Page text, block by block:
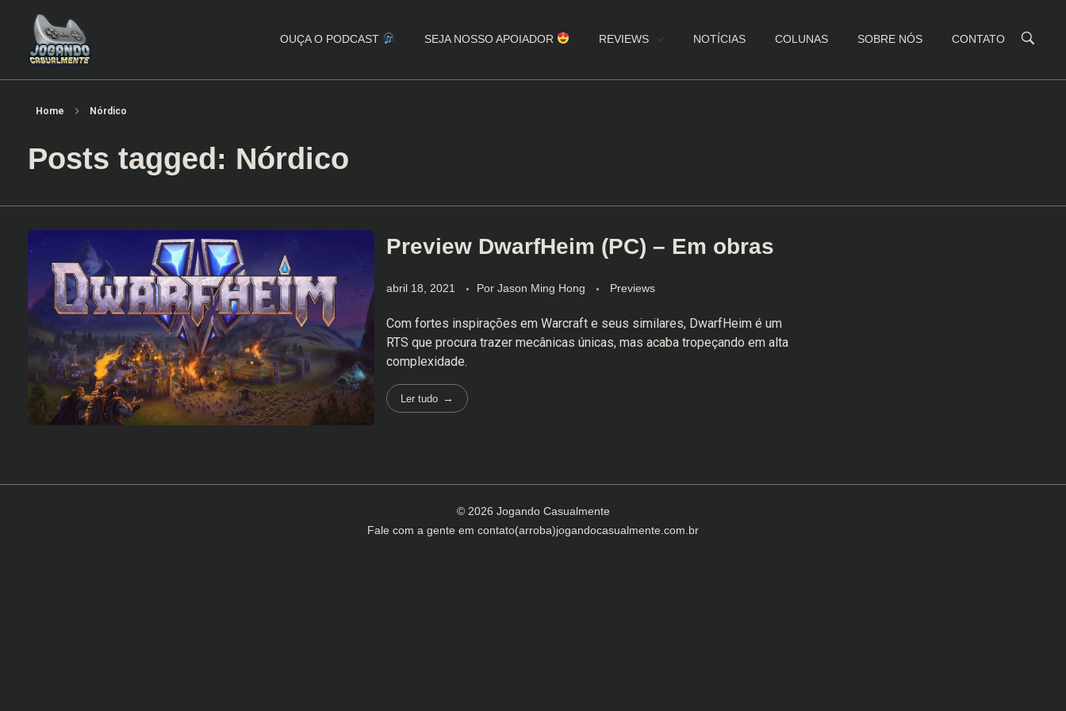
OUÇA O PODCAST SEJA NOSSO APOIADOR REVIEWS NOTÍCIAS COLUNAS SOBRE NÓS CONTATO
Home Nórdico
Posts tagged: Nórdico
Preview DwarfHeim (PC) – Em obras
abril 18, 2021 Por Jason Ming Hong Previews
Com fortes inspirações em Warcraft e seus similares, DwarfHeim é um
RTS que procura trazer mecânicas únicas, mas acaba tropeçando em alta
complexidade.
Ler tudo
© 2026 Jogando Casualmente
Fale com a gente em contato(arroba)jogandocasualmente.com.br